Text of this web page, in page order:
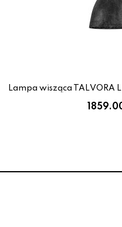
Lampa wisząca TALVORA